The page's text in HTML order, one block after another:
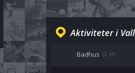
Aktiviteter i
Badhus (2 st)